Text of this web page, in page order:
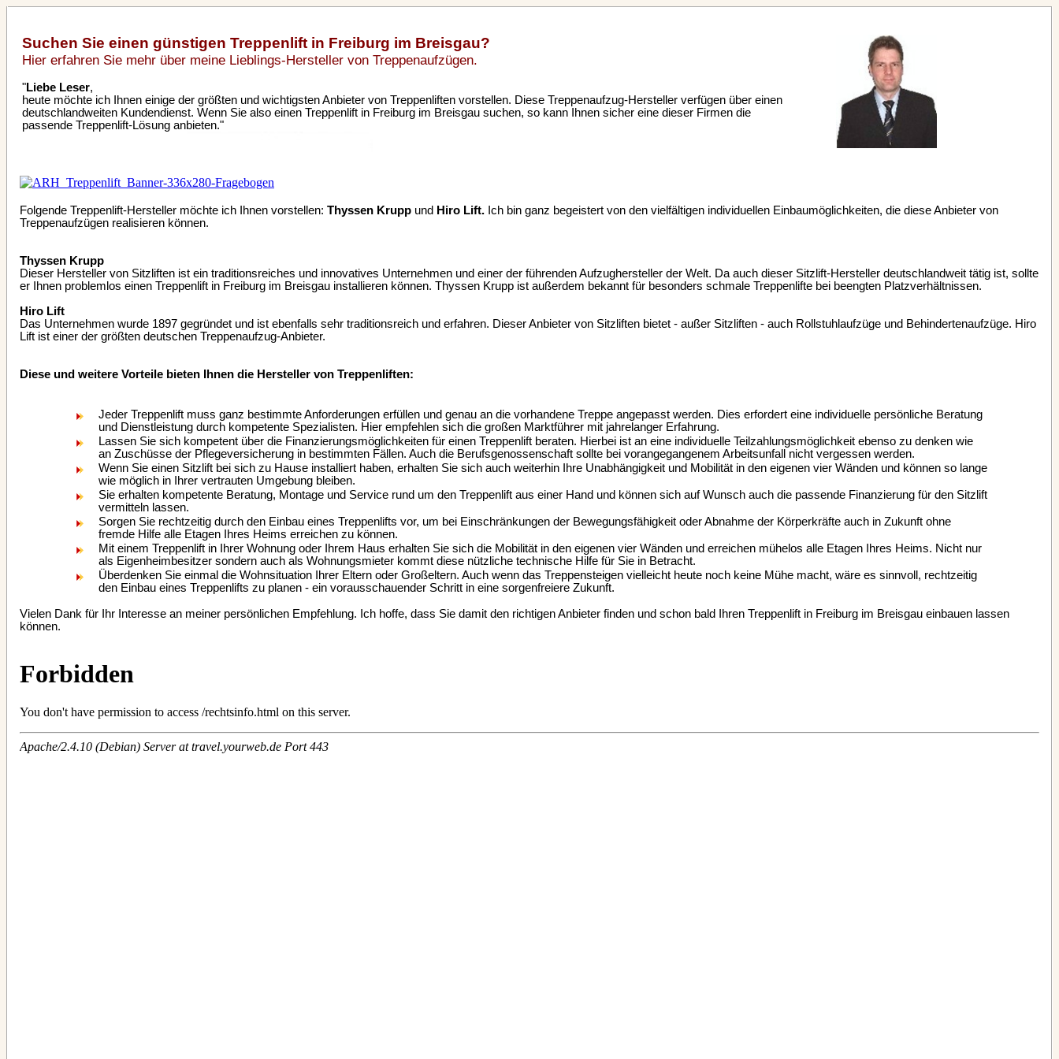
Suchen Sie einen günstigen Treppenlift in Freiburg im Breisgau?
Hier erfahren Sie mehr über meine Lieblings-Hersteller von Treppenaufzügen.
"Liebe Leser,
heute möchte ich Ihnen einige der größten und wichtigsten Anbieter von Treppenliften vorstellen. Diese Treppenaufzug-Hersteller verfügen über einen
deutschlandweiten Kundendienst. Wenn Sie also einen Treppenlift in Freiburg im Breisgau suchen, so kann Ihnen sicher eine dieser Firmen die
passende Treppenlift-Lösung anbieten."
Folgende Treppenlift-Hersteller möchte ich Ihnen vorstellen: Thyssen Krupp und Hiro Lift. Ich bin ganz begeistert von den vielfältigen individuellen Einbaumöglichkeiten, die diese Anbieter von
Treppenaufzügen realisieren können.
Thyssen Krupp
Dieser Hersteller von Sitzliften ist ein traditionsreiches und innovatives Unternehmen und einer der führenden Aufzughersteller der Welt. Da auch dieser Sitzlift-Hersteller deutschlandweit tätig ist, sollte
er Ihnen problemlos einen Treppenlift in Freiburg im Breisgau installieren können. Thyssen Krupp ist außerdem bekannt für besonders schmale Treppenlifte bei beengten Platzverhältnissen.
Hiro Lift
Das Unternehmen wurde 1897 gegründet und ist ebenfalls sehr traditionsreich und erfahren. Dieser Anbieter von Sitzliften bietet - außer Sitzliften - auch Rollstuhlaufzüge und Behindertenaufzüge. Hiro
Lift ist einer der größten deutschen Treppenaufzug-Anbieter.
Diese und weitere Vorteile bieten Ihnen die Hersteller von Treppenliften:
Jeder Treppenlift muss ganz bestimmte Anforderungen erfüllen und genau an die vorhandene Treppe angepasst werden. Dies erfordert eine individuelle persönliche Beratung
und Dienstleistung durch kompetente Spezialisten. Hier empfehlen sich die großen Marktführer mit jahrelanger Erfahrung.
Lassen Sie sich kompetent über die Finanzierungsmöglichkeiten für einen Treppenlift beraten. Hierbei ist an eine individuelle Teilzahlungsmöglichkeit ebenso zu denken wie
an Zuschüsse der Pflegeversicherung in bestimmten Fällen. Auch die Berufsgenossenschaft sollte bei vorangegangenem Arbeitsunfall nicht vergessen werden.
Wenn Sie einen Sitzlift bei sich zu Hause installiert haben, erhalten Sie sich auch weiterhin Ihre Unabhängigkeit und Mobilität in den eigenen vier Wänden und können so lange
wie möglich in Ihrer vertrauten Umgebung bleiben.
Sie erhalten kompetente Beratung, Montage und Service rund um den Treppenlift aus einer Hand und können sich auf Wunsch auch die passende Finanzierung für den Sitzlift
vermitteln lassen.
Sorgen Sie rechtzeitig durch den Einbau eines Treppenlifts vor, um bei Einschränkungen der Bewegungsfähigkeit oder Abnahme der Körperkräfte auch in Zukunft ohne
fremde Hilfe alle Etagen Ihres Heims erreichen zu können.
Mit einem Treppenlift in Ihrer Wohnung oder Ihrem Haus erhalten Sie sich die Mobilität in den eigenen vier Wänden und erreichen mühelos alle Etagen Ihres Heims. Nicht nur
als Eigenheimbesitzer sondern auch als Wohnungsmieter kommt diese nützliche technische Hilfe für Sie in Betracht.
Überdenken Sie einmal die Wohnsituation Ihrer Eltern oder Großeltern. Auch wenn das Treppensteigen vielleicht heute noch keine Mühe macht, wäre es sinnvoll, rechtzeitig
den Einbau eines Treppenlifts zu planen - ein vorausschauender Schritt in eine sorgenfreiere Zukunft.
Vielen Dank für Ihr Interesse an meiner persönlichen Empfehlung. Ich hoffe, dass Sie damit den richtigen Anbieter finden und schon bald Ihren Treppenlift in Freiburg im Breisgau einbauen lassen
können.